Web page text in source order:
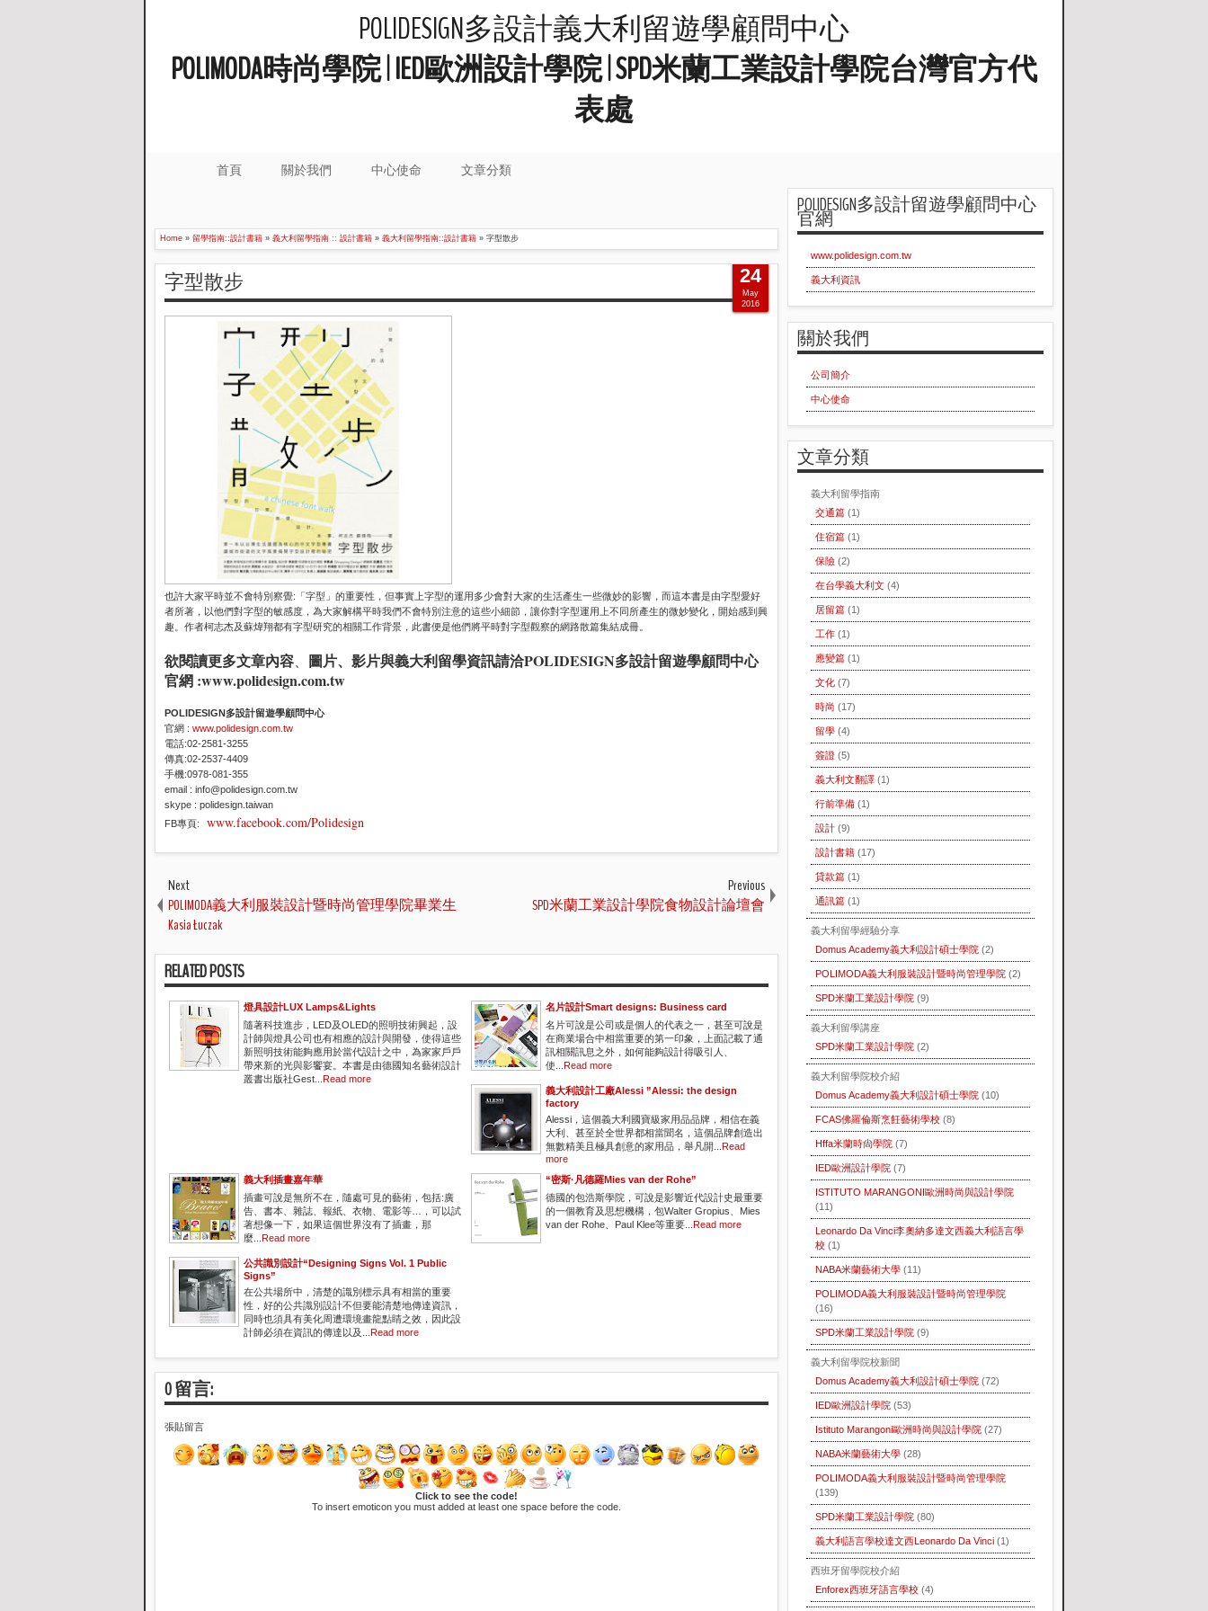
POLIDESIGN多設計義大利留遊學顧問中心
POLIMODA時尚學院 | IED歐洲設計學院 | SPD米蘭工業設計學院台灣官方代
表處
首頁 關於我們 中心使命 文章分類
Home » 留學指南::設計書籍 » 義大利留學指南 :: 設計書籍 » 義大利留學指南::設計書籍 » 字型散步
字型散步
也許大家平時並不會特別察覺: 「字型」的重要性，但事實上字型的運用多少會對大家的生活產生一些微妙的影響，而這本書是由字型愛好
者所著，以他們對字型的敏感度，為大家解構平時我們不會特別注意的這些小細節，讓你對字型運用上不同所產生的微妙變化，開始感到興
趣。作者柯志杰及蘇煒翔都有字型研究的相關工作背景，此書便是他們將平時對字型觀察的網路散篇集結成冊。
欲閱讀更多文章內容 圖片、影片與義大利留學資訊請洽POLIDESIGN多設計留遊學顧問中心
官網 :www.polidesign.com.tw
POLIDESIGN多設計留遊學顧問中心
官網 : www.polidesign.com.tw
電話:02-2581-3255
傳真:02-2537-4409
手機:0978-081-355
email : info@polidesign.com.tw
skype : polidesign.taiwan
FB專頁:
www.facebook.com/Polidesign
24
May
2016
Next
POLIMODA義大利服裝設計暨時尚管理學院畢業生
Kasia Łuczak
Previous
SPD米蘭工業設計學院食物設計論壇會
RELATED POSTS
燈具設計LUX Lamps&Lights
隨著科技進步，LED及OLED的照明技術興起，設
計師與燈具公司也有相應的設計與開發，使得這些
新照明技術能夠應用於當代設計之中，為家家戶戶
帶來新的光與影饗宴。本書是由德國知名藝術設計
叢書出版社Gest... Read more
名片設計Smart designs: Business card
名片可說是公司或是個人的代表之一，甚至可說是
在商業場合中相當重要的第一印象，上面記載了通
訊相關訊息之外，如何能夠設計得吸引人、
使... Read more
義大利設計工廠Alessi ”Alessi: the design
factory
Alessi，這個義大利國寶級家用品品牌，相信在義
大利、甚至於全世界都相當聞名，這個品牌創造出
無數精美且極具創意的家用品，舉凡開... Read
more
義大利插畫嘉年華
插畫可說是無所不在，隨處可見的藝術，包括:廣
告、書本、雜誌、報紙、衣物、電影等…，可以試
著想像一下，如果這個世界沒有了插畫，那
麼... Read more
“密斯·凡德羅Mies van der Rohe”
德國的包浩斯學院，可說是影響近代設計史最重要
的一個教育及思想機構，包Walter Gropius、Mies
van der Rohe、Paul Klee等重要... Read more
公共識別設計“Designing Signs Vol. 1 Public
Signs”
在公共場所中，清楚的識別標示具有相當的重要
性，好的公共識別設計不但要能清楚地傳達資訊，
同時也須具有美化周遭環境畫龍點睛之效，因此設
計師必須在資訊的傳達以及... Read more
0 留言:
張貼留言
Click to see the code!
To insert emoticon you must added at least one space before the code.
POLIDESIGN多設計留遊學顧問中心
官網
www.polidesign.com.tw
義大利資訊
關於我們
公司簡介
中心使命
文章分類
義大利留學指南
交通篇 (1)
住宿篇 (1)
保險 (2)
在台學義大利文 (4)
居留篇 (1)
工作 (1)
應變篇 (1)
文化 (7)
時尚 (17)
留學 (4)
簽證 (5)
義大利文翻譯 (1)
行前準備 (1)
設計 (9)
設計書籍 (17)
貸款篇 (1)
通訊篇 (1)
義大利留學經驗分享
Domus Academy義大利設計碩士學院 (2)
POLIMODA義大利服裝設計暨時尚管理學院 (2)
SPD米蘭工業設計學院 (9)
義大利留學講座
SPD米蘭工業設計學院 (2)
義大利留學院校介紹
Domus Academy義大利設計碩士學院 (10)
FCAS佛羅倫斯烹飪藝術學校 (8)
Hffa米蘭時尙學院 (7)
IED歐洲設計學院 (7)
ISTITUTO MARANGONI歐洲時尚與設計學院
(11)
Leonardo Da Vinci李奧納多達文西義大利語言學
校 (1)
NABA米蘭藝術大學 (11)
POLIMODA義大利服裝設計暨時尚管理學院
(16)
SPD米蘭工業設計學院 (9)
義大利留學院校新聞
Domus Academy義大利設計碩士學院 (72)
IED歐洲設計學院 (53)
Istituto Marangoni歐洲時尚與設計學院 (27)
NABA米蘭藝術大學 (28)
POLIMODA義大利服裝設計暨時尚管理學院
(139)
SPD米蘭工業設計學院 (80)
義大利語言學校達文西Leonardo Da Vinci (1)
西班牙留學院校介紹
Enforex西班牙語言學校 (4)